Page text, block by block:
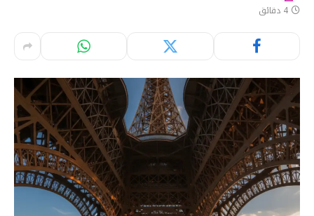
4 دقائق